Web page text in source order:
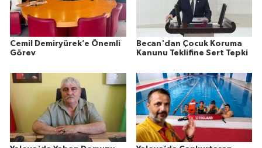
Cemil Demiryürek’e Önemli
Görev
Becan'dan Çocuk Koruma
Kanunu Teklifine Sert Tepki